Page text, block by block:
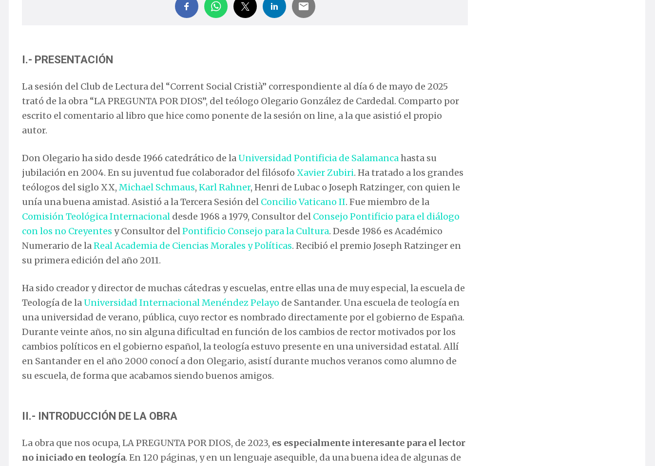
I.- PRESENTACIÓN
La sesión del Club de Lectura del “Corrent Social Cristià” correspondiente al día 6 de mayo de 2025
trató de la obra “LA PREGUNTA POR DIOS”, del teólogo Olegario González de Cardedal. Comparto por
escrito el comentario al libro que hice como ponente de la sesión on line, a la que asistió el propio
autor.
Don Olegario ha sido desde 1966 catedrático de laUniversidad Pontificia de Salamancahasta su
jubilación en 2004. En su juventud fue colaborador del filósofo Xavier Zubiri. Ha tratado a los grandes
teólogos del siglo XX, Michael Schmaus, Karl Rahner, Henri de Lubac o Joseph Ratzinger, con quien le
unía una buena amistad. Asistió a la Tercera Sesión del Concilio Vaticano II. Fue miembro de la
Comisión Teológica Internacional desde 1968 a 1979, Consultor del Consejo Pontificio para el diálogo
con los no Creyentes y Consultor delPontificio Consejo para la Cultura. Desde 1986 es Académico
Numerario de laReal Academia de Ciencias Morales y Políticas. Recibió el premio Joseph Ratzinger en
su primera edición del año 2011.
Ha sido creador y director de muchas cátedras y escuelas, entre ellas una de muy especial, la escuela de
Teología de laUniversidad Internacional Menéndez Pelayo de Santander. Una escuela de teología en
una universidad de verano, pública, cuyo rector es nombrado directamente por el gobierno de España.
Durante veinte años, no sin alguna dificultad en función de los cambios de rector motivados por los
cambios políticos en el gobierno español, la teología estuvo presente en una universidad estatal. Allí
en Santander en el año 2000 conocí a don Olegario, asistí durante muchos veranos como alumno de
su escuela, de forma que acabamos siendo buenos amigos.
II.- INTRODUCCIÓN DE LA OBRA
La obra que nos ocupa, LA PREGUNTA POR DIOS, de 2023, es especialmente interesante para el lector
no iniciado en teología. En 120 páginas, y en un lenguaje asequible, da una buena idea de algunas de